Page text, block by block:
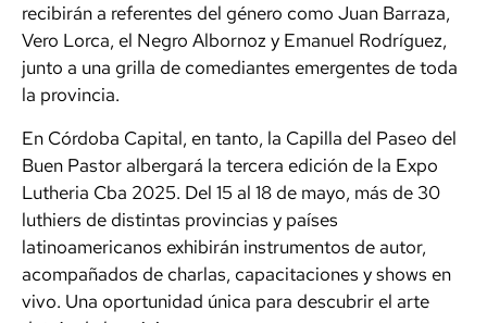
recibirán a referentes del género como Juan Barraza,
Vero Lorca, el Negro Albornoz y Emanuel Rodríguez,
junto a una grilla de comediantes emergentes de toda
la provincia.
En Córdoba Capital, en tanto, la Capilla del Paseo del
Buen Pastor albergará la tercera edición de la Expo
Lutheria Cba 2025. Del 15 al 18 de mayo, más de 30
luthiers de distintas provincias y países
latinoamericanos exhibirán instrumentos de autor,
acompañados de charlas, capacitaciones y shows en
vivo. Una oportunidad única para descubrir el arte